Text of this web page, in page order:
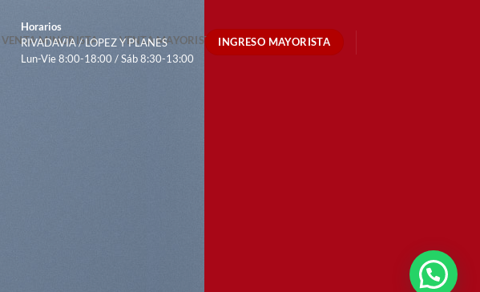
Horarios
RIVADAVIA / LOPEZ Y PLANES
Lun-Vie 8:00-18:00 / Sáb 8:30-13:00
INGRESO MAYORISTA
VENTA MINORISTA VENTA MAYORISTA CONTÁCTENOS